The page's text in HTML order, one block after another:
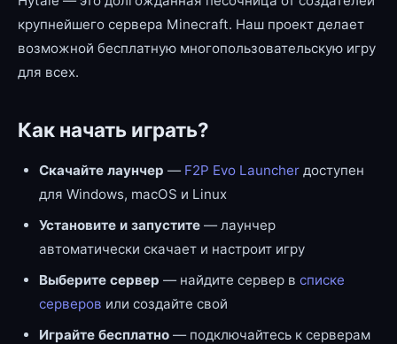
крупнейшего сервера Minecraft. Наш проект делает
возможной бесплатную многопользовательскую игру
для всех.
Как начать играть?
Скачайте лаунчер — F2P Evo Launcher доступен
для Windows, macOS и Linux
Установите и запустите — лаунчер
автоматически скачает и настроит игру
Выберите сервер — найдите сервер в списке
серверов или создайте свой
Играйте бесплатно — подключайтесь к серверам